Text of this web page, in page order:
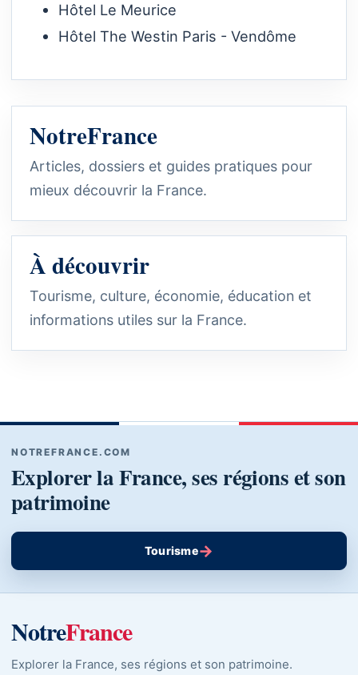
Hôtel Le Meurice
Hôtel The Westin Paris - Vendôme
NotreFrance
Articles, dossiers et guides pratiques pour
mieux découvrir la France.
À découvrir
Tourisme, culture, économie, éducation et
informations utiles sur la France.
NOTREFRANCE.COM
Explorer la France, ses régions et son
patrimoine
Tourisme→
NotreFrance
Explorer la France, ses régions et son patrimoine.